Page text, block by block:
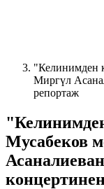
"Келинимден
Миргүл
репортаж
Мусабеков